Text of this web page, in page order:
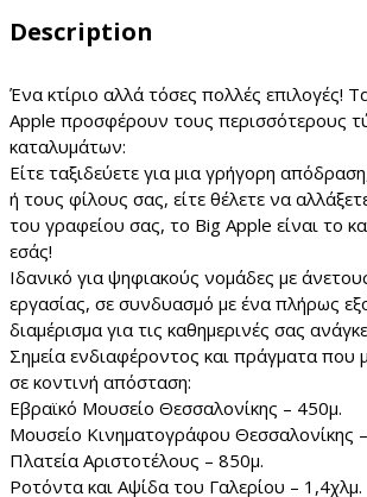
Description
Ένα κτίριο αλλά τόσες πολλές επιλογές!
Apple προσφέρουν τους περισσότερους
καταλυμάτων:
Είτε ταξιδεύετε για μια γρήγορη
ή τους φίλους σας, είτε θέλετε να
του γραφείου σας, το Big Apple είναι το
εσάς!
Ιδανικό για ψηφιακούς νομάδες με
εργασίας, σε συνδυασμό με ένα πλήρως
διαμέρισμα για τις καθημερινές σας
Σημεία ενδιαφέροντος και πράγματα που
σε κοντινή απόσταση:
Εβραϊκό Μουσείο Θεσσαλονίκης – 450μ.
Μουσείο Κινηματογράφου Θεσσαλονίκης
Πλατεία Αριστοτέλους – 850μ.
Ροτόντα και Αψίδα του Γαλερίου – 1,4χλμ.